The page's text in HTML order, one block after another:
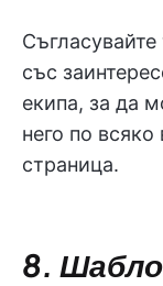
със
екипа, за да
него по
страница.
8.